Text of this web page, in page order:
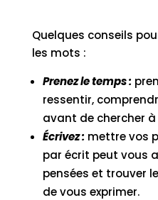
Quelques conseils
les mots :
Prenez le temps :
ressentir,
avant de chercher à
Écrivez : mettre vos
par écrit peut vous
pensées et trouver
de vous exprimer.